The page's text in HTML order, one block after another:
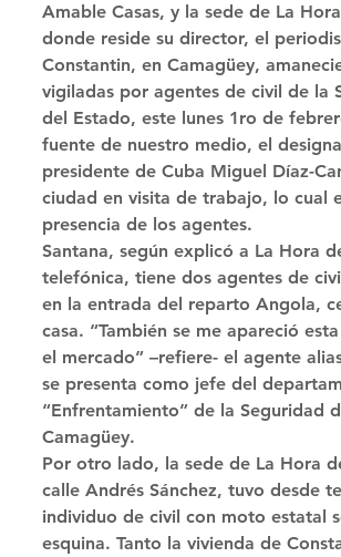
Amable Casas, y la sede de La
donde reside su director, el
Constantin, en Camagüey,
vigiladas por agentes de civil de la
del Estado, este lunes 1ro de
fuente de nuestro medio, el
presidente de Cuba Miguel Díaz-
ciudad en visita de trabajo, lo cual
presencia de los agentes.
Santana, según explicó a La Hora
telefónica, tiene dos agentes de
en la entrada del reparto Angola,
casa. “También se me apareció
el mercado” –refiere- el agente
se presenta como jefe del
“Enfrentamiento” de la Seguridad
Camagüey.
Por otro lado, la sede de La Hora
calle Andrés Sánchez, tuvo desde
individuo de civil con moto estatal
esquina. Tanto la vivienda de